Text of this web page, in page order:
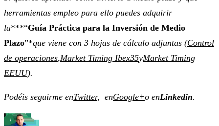
herramientas empleo para ello puedes adquirir
la***“Guía Práctica para la Inversión de Medio
Plazo”*que viene con 3 hojas de cálculo adjuntas (Control
de operaciones,Market Timing Ibex35yMarket Timing
EEUU).
Podéis seguirme enTwitter, enGoogle+o enLinkedin.